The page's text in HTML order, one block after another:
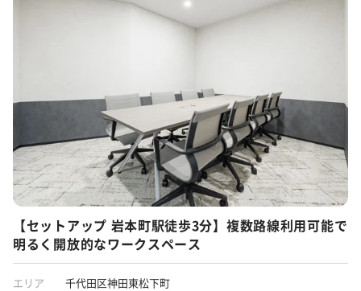
【セットアップ 岩本町駅徒歩3分】複数路線利用可能で
明るく開放的なワークスペース
エリア
千代田区神田東松下町